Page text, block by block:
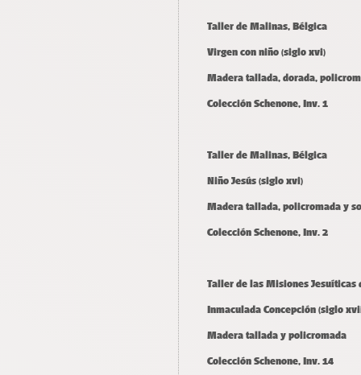
Taller de Malinas, Bélgica
Virgen con niño (siglo xvi)
Madera tallada, dorada,
Colección Schenone, Inv. 1
Taller de Malinas, Bélgica
Niño Jesús (siglo xvi)
Madera tallada, policromada y
Colección Schenone, Inv. 2
Taller de las Misiones Jesuíticas
Inmaculada Concepción (siglo
Madera tallada y policromada
Colección Schenone, Inv. 14